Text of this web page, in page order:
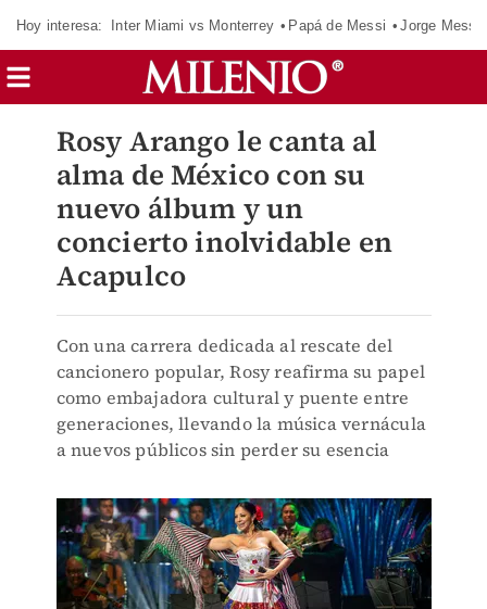
Hoy interesa: Inter Miami vs Monterrey Papá de Messi Jorge Messi
Rosy Arango le canta al
alma de México con su
nuevo álbum y un
concierto inolvidable en
Acapulco
Con una carrera dedicada al rescate del
cancionero popular, Rosy reafirma su papel
como embajadora cultural y puente entre
generaciones, llevando la música vernácula
a nuevos públicos sin perder su esencia